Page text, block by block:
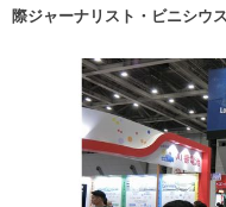
際ジャーナリスト・ビニシウ